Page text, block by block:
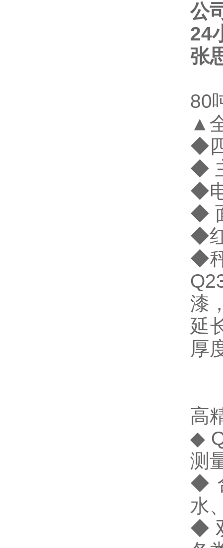
公
24
张
80
▲
◆
◆
◆
◆
◆
◆
漆
延
厚
高
◆
测
◆
水
◆